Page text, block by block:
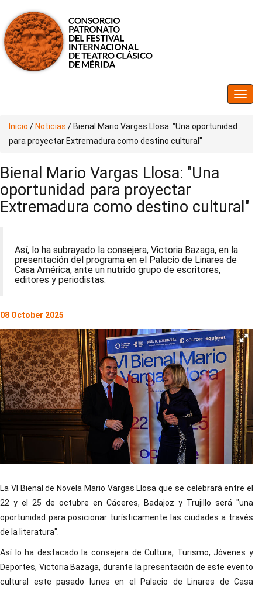
Inicio / Noticias / Bienal Mario Vargas Llosa: "Una oportunidad
para proyectar Extremadura como destino cultural"
Bienal Mario Vargas Llosa: "Una
oportunidad para proyectar
Extremadura como destino cultural"
Así, lo ha subrayado la consejera, Victoria Bazaga, en la
presentación del programa en el Palacio de Linares de
Casa América, ante un nutrido grupo de escritores,
editores y periodistas.
08 October 2025
La VI Bienal de Novela Mario Vargas Llosa que se celebrará entre el
22 y el 25 de octubre en Cáceres, Badajoz y Trujillo será "una
oportunidad para posicionar turísticamente las ciudades a través
de la literatura".
Así lo ha destacado la consejera de Cultura, Turismo, Jóvenes y
Deportes, Victoria Bazaga, durante la presentación de este evento
cultural este pasado lunes en el Palacio de Linares de Casa